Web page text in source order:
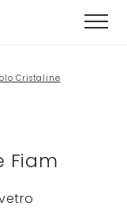
Cristaline
Fiam